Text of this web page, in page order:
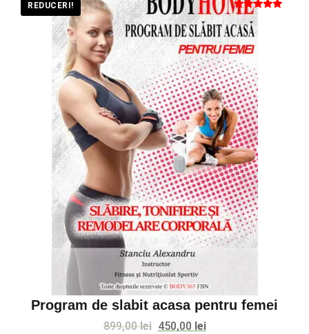
REDUCERI!
Program de slabit acasa pentru femei
Evaluat la
5.00
din 5
899,00lei Prețul
450,00 leiPrețul